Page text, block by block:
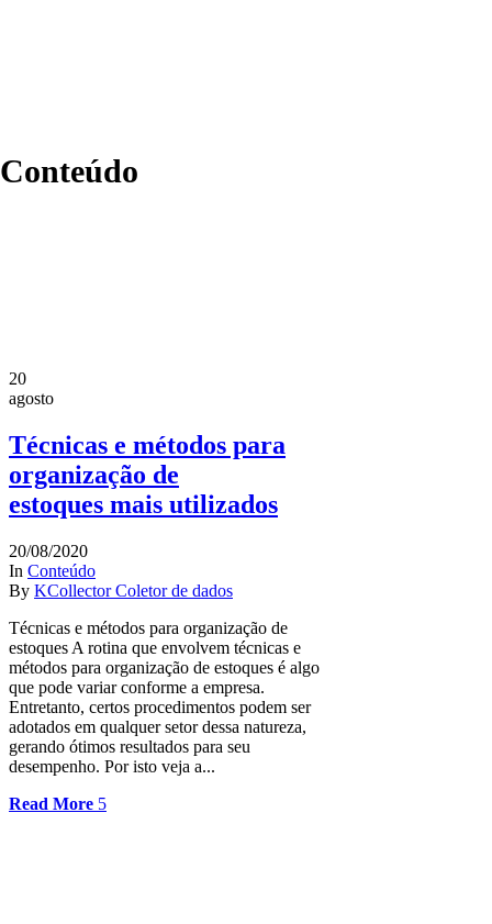
Conteúdo
20
agosto
Técnicas e métodos para
organização de
estoques mais utilizados
20/08/2020
In Conteúdo
By KCollector Coletor de dados
Técnicas e métodos para organização de
estoques A rotina que envolvem técnicas e
métodos para organização de estoques é algo
que pode variar conforme a empresa.
Entretanto, certos procedimentos podem ser
adotados em qualquer setor dessa natureza,
gerando ótimos resultados para seu
desempenho. Por isto veja a...
Read More